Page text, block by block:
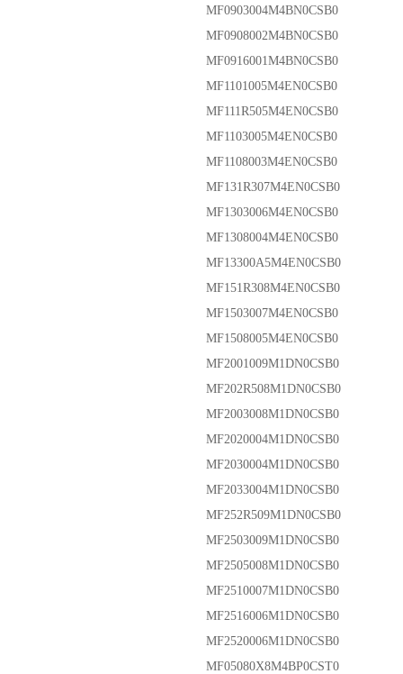
MF0903004M4BN0CSB0
MF0908002M4BN0CSB0
MF0916001M4BN0CSB0
MF1101005M4EN0CSB0
MF111R505M4EN0CSB0
MF1103005M4EN0CSB0
MF1108003M4EN0CSB0
MF131R307M4EN0CSB0
MF1303006M4EN0CSB0
MF1308004M4EN0CSB0
MF13300A5M4EN0CSB0
MF151R308M4EN0CSB0
MF1503007M4EN0CSB0
MF1508005M4EN0CSB0
MF2001009M1DN0CSB0
MF202R508M1DN0CSB0
MF2003008M1DN0CSB0
MF2020004M1DN0CSB0
MF2030004M1DN0CSB0
MF2033004M1DN0CSB0
MF252R509M1DN0CSB0
MF2503009M1DN0CSB0
MF2505008M1DN0CSB0
MF2510007M1DN0CSB0
MF2516006M1DN0CSB0
MF2520006M1DN0CSB0
MF05080X8M4BP0CST0